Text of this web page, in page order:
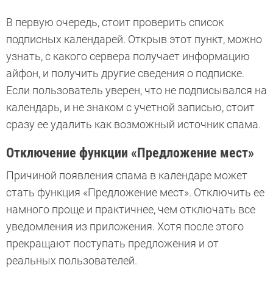
В первую очередь, стоит проверить список
подписных календарей. Открыв этот пункт, можно
узнать, с какого сервера получает информацию
айфон, и получить другие сведения о подписке.
Если пользователь уверен, что не подписывался на
календарь, и не знаком с учетной записью, стоит
сразу ее удалить как возможный источник спама.
Отключение функции «Предложение мест»
Причиной появления спама в календаре может
стать функция «Предложение мест». Отключить ее
намного проще и практичнее, чем отключать все
уведомления из приложения. Хотя после этого
прекращают поступать предложения и от
реальных пользователей.